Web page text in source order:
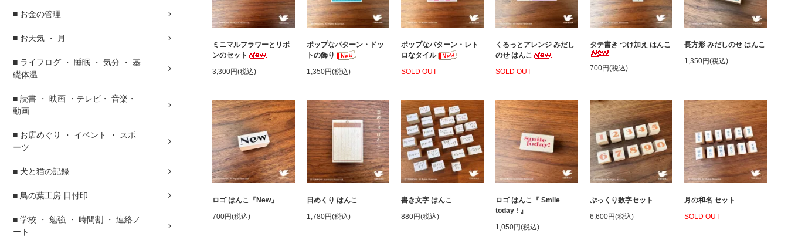
■ お金の管理
■ お天気 ・ 月
■ ライフログ ・ 睡眠 ・ 気分 ・ 基
礎体温
■ 読書 ・ 映画 ・テレビ・ 音楽・
動画
■ お店めぐり ・ イベント ・ スポ
ーツ
■ 犬と猫の記録
■ 鳥の葉工房 日付印
■ 学校 ・ 勉強 ・ 時間割 ・ 連絡ノ
ート
ミニマルフラワーとリボ
ンのセット
3,300円(税込)
ポップなパターン・ドッ
トの飾り
1,350円(税込)
ポップなパターン・レト
ロなタイル
SOLD OUT
くるっとアレンジ みだし
のせ はんこ
SOLD OUT
タテ書き つけ加え はんこ
700円(税込)
長方形 みだしのせ はんこ
1,350円(税込)
ロゴ はんこ『New』
700円(税込)
日めくり はんこ
1,780円(税込)
書き文字 はんこ
880円(税込)
ロゴ はんこ『 Smile
today ! 』
1,050円(税込)
ぷっくり数字セット
6,600円(税込)
月の和名 セット
SOLD OUT